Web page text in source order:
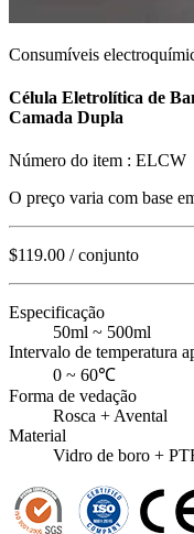
Consumíveis
Célula Eletrolítica de
Camada Dupla
Número do item : ELCW
O preço varia com base
$119.00 / conjunto
Especificação
50ml ~ 500ml
Intervalo de temperatura
0 ~ 60℃
Forma de vedação
Rosca + Avental
Material
Vidro de boro +